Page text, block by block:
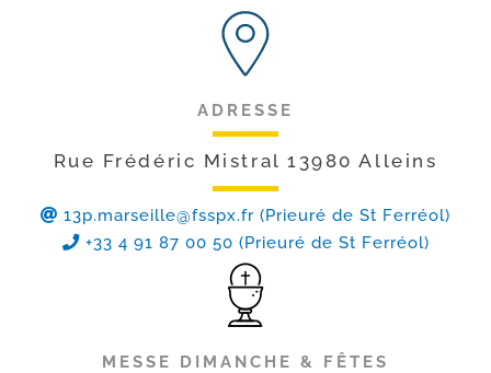
ADRESSE
Rue Frédéric Mistral 13980 Alleins
13p.marseille@fsspx.fr (Prieuré de St Ferréol)
+33 4 91 87 00 50 (Prieuré de St Ferréol)
MESSE DIMANCHE & FÊTES